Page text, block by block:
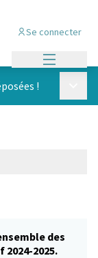
Se connecter
!
des
2025.